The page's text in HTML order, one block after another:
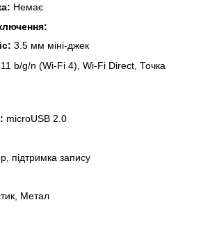
Немає
3.5 мм міні-джек
b/g/n (Wi-Fi 4), Wi-Fi Direct, Точка
microUSB 2.0
підтримка запису
Метал